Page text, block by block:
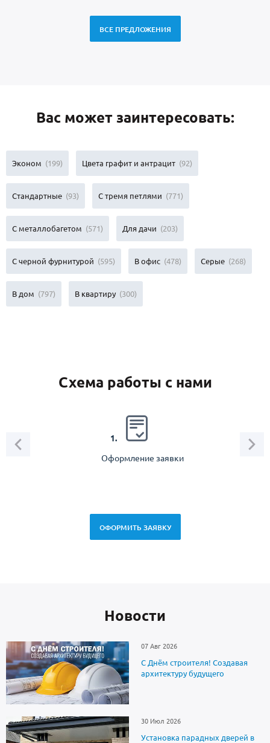
ВСЕ ПРЕДЛОЖЕНИЯ
Вас может заинтересовать:
Эконом (199) Цвета графит и антрацит (92)
Стандартные (93) С тремя петлями (771)
С металлобагетом (571) Для дачи (203)
С черной фурнитурой (595) В офис (478) Серые (268)
В дом (797) В квартиру (300)
Схема работы с нами
1.
Оформление заявки
ОФОРМИТЬ ЗАЯВКУ
Новоcти
07 Авг 2026
С Днём строителя! Создавая
архитектуру будущего
30 Июл 2026
Установка парадных дверей в